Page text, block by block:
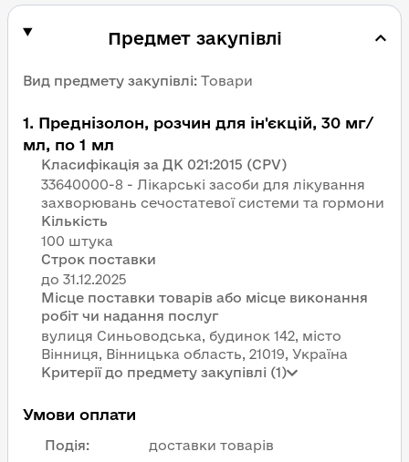
Предмет закупівлі
Вид предмету закупівлі: Товари
1. Преднізолон, розчин для ін'єкцій, 30 мг/
мл, по 1 мл
Класифікація за ДК 021:2015 (CPV)
33640000-8 - Лікарські засоби для лікування
захворювань сечостатевої системи та гормони
Кількість
100 штука
Строк поставки
Місце поставки товарів або місце виконання
робіт чи надання послуг
вулиця Синьоводська, будинок 142, місто
Вінниця, Вінницька область, 21019, Україна
Критерії до предмету закупівлі (1)
Умови оплати
Подія:
доставки товарів